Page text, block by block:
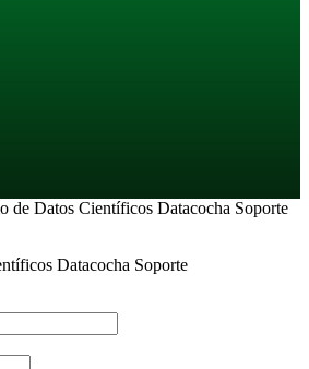
de Datos Científicos Datacocha Soporte
Datacocha Soporte